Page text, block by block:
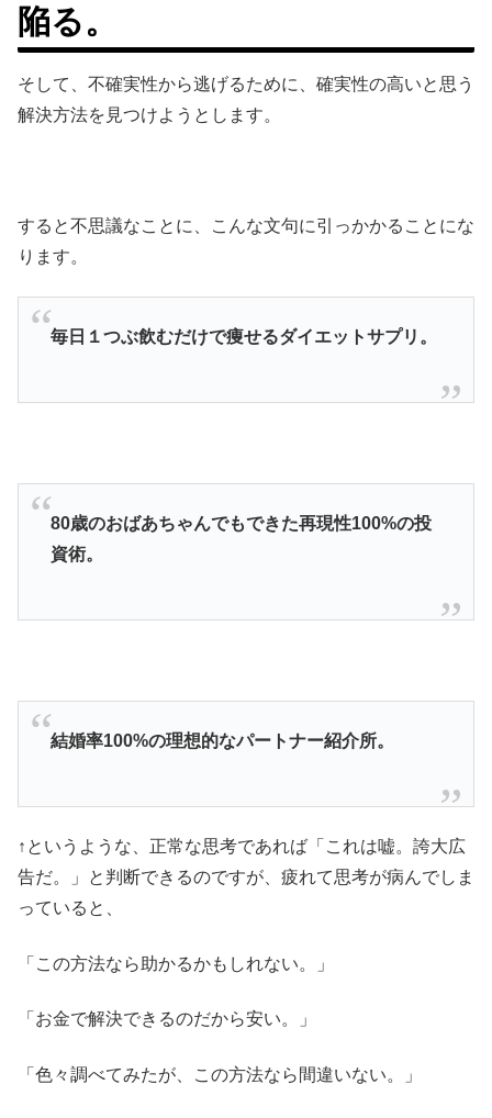
陥る。
そして、不確実性から逃げるために、確実性の高いと思う
解決方法を見つけようとします。
すると不思議なことに、こんな文句に引っかかることにな
ります。
毎日１つぶ飲むだけで痩せるダイエットサプリ。
80歳のおばあちゃんでもできた再現性100%の投
資術。
結婚率100%の理想的なパートナー紹介所。
↑というような、正常な思考であれば「これは嘘。誇大広
告だ。」と判断できるのですが、疲れて思考が病んでしま
っていると、
「この方法なら助かるかもしれない。」
「お金で解決できるのだから安い。」
「色々調べてみたが、この方法なら間違いない。」